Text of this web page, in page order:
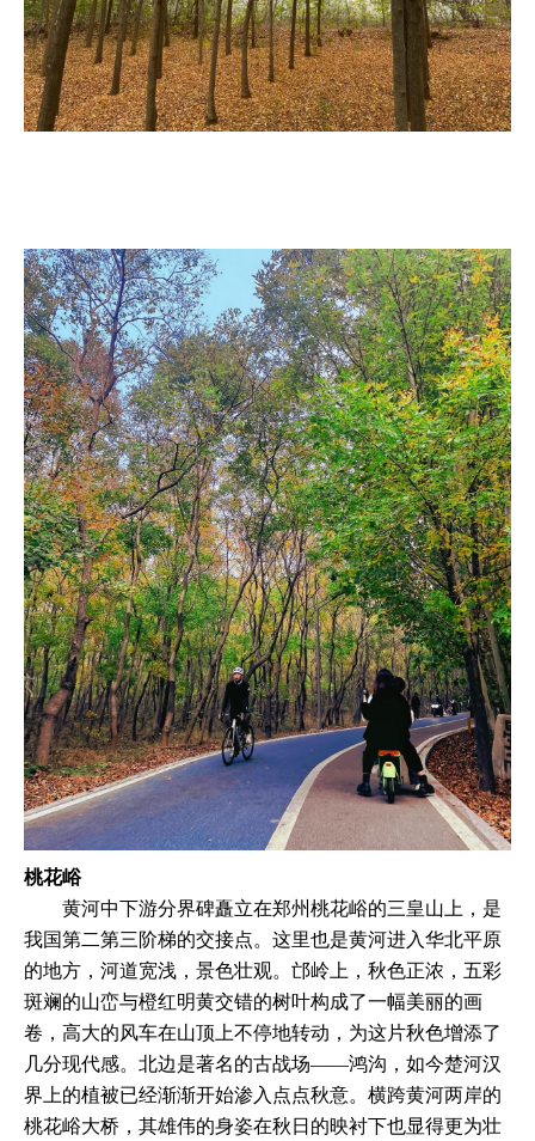
桃花峪
黄河中下游分界碑矗立在郑州桃花峪的三皇山上，是
我国第二第三阶梯的交接点。这里也是黄河进入华北平原
的地方，河道宽浅，景色壮观。邙岭上，秋色正浓，五彩
斑斓的山峦与橙红明黄交错的树叶构成了一幅美丽的画
卷，高大的风车在山顶上不停地转动，为这片秋色增添了
几分现代感。北边是著名的古战场——鸿沟，如今楚河汉
界上的植被已经渐渐开始渗入点点秋意。横跨黄河两岸的
桃花峪大桥，其雄伟的身姿在秋日的映衬下也显得更为壮